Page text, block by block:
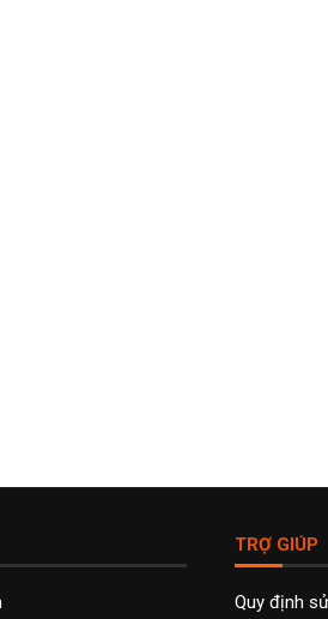
TRỢ GIÚP
Quy định